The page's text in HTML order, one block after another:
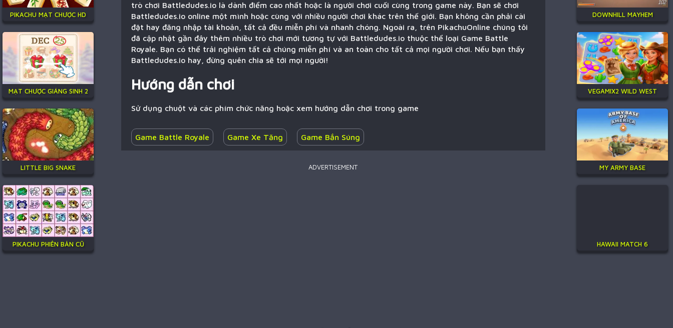
PIKACHU MẠT CHƯỢC HD
MẠT CHƯỢC GIÁNG SINH 2
LITTLE BIG SNAKE
PIKACHU PHIÊN BẢN CŨ
trò chơi Battledudes.io là dành điểm cao nhất hoặc là người chơi cuối cùng trong game này. Bạn sẽ chơi
Battledudes.io online một mình hoặc cùng với nhiều người chơi khác trên thế giới. Bạn không cần phải cài
đặt hay đăng nhập tài khoản, tất cả đều miễn phí và nhanh chóng. Ngoài ra, trên PikachuOnline chúng tôi
đã cập nhật gần đây thêm nhiều trò chơi mới tương tự với Battledudes.io thuộc thể loại Game Battle
Royale. Bạn có thể trải nghiệm tất cả chúng miễn phí và an toàn cho tất cả mọi người chơi. Nếu bạn thấy
Battledudes.io hay, đừng quên chia sẽ tới mọi người!
Hướng dẫn chơi
Sử dụng chuột và các phím chức năng hoặc xem hướng dẫn chơi trong game
Game Battle Royale Game Xe Tăng Game Bắn Súng
ADVERTISEMENT
DOWNHILL MAYHEM
VEGAMIX2 WILD WEST
MY ARMY BASE
HAWAII MATCH 6